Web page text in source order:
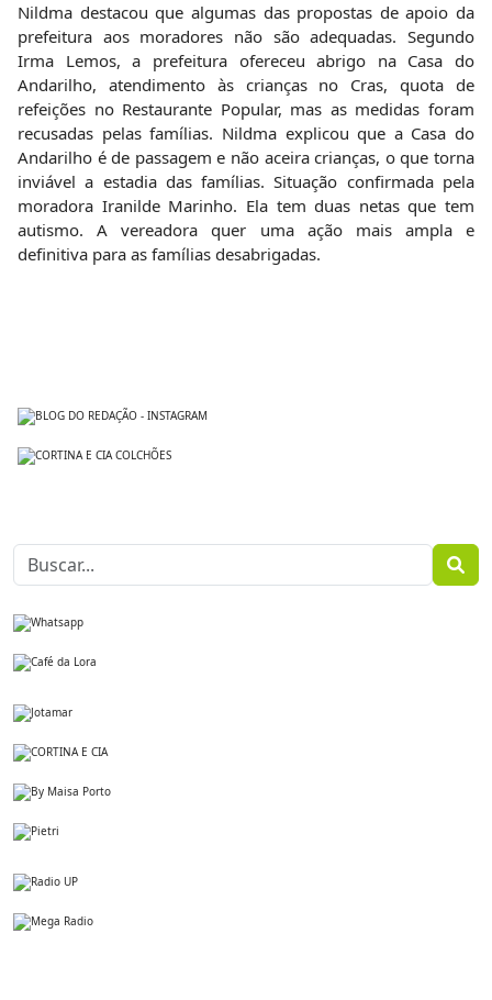
Nildma destacou que algumas das propostas de apoio da
prefeitura aos moradores não são adequadas. Segundo
Irma Lemos, a prefeitura ofereceu abrigo na Casa do
Andarilho, atendimento às crianças no Cras, quota de
refeições no Restaurante Popular, mas as medidas foram
recusadas pelas famílias. Nildma explicou que a Casa do
Andarilho é de passagem e não aceira crianças, o que torna
inviável a estadia das famílias. Situação confirmada pela
moradora Iranilde Marinho. Ela tem duas netas que tem
autismo. A vereadora quer uma ação mais ampla e
definitiva para as famílias desabrigadas.